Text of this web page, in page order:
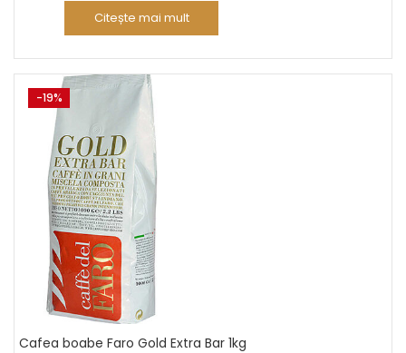
Citește mai mult
-19%
Cafea boabe Faro Gold Extra Bar 1kg